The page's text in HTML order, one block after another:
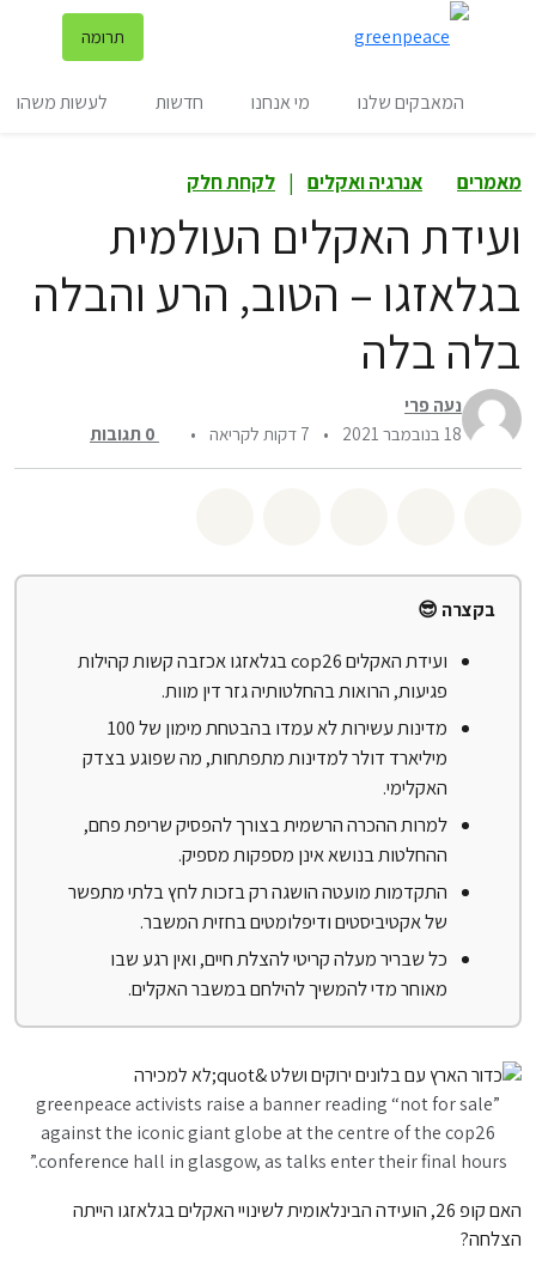
תרומה
המאבקים שלנו מי אנחנו חדשות לעשות משהו
מאמרים אנרגיה ואקלים | לקחת חלק
ועידת האקלים העולמית
בגלאזגו – הטוב, הרע והבלה
בלה בלה
נעה פרי
18 בנובמבר 2021
• 7 דקות לקריאה •
0 תגובות
בקצרה 😎
ועידת האקלים cop26 בגלאזגו אכזבה קשות קהילות
פגיעות, הרואות בהחלטותיה גזר דין מוות.
מדינות עשירות לא עמדו בהבטחת מימון של 100
מיליארד דולר למדינות מתפתחות, מה שפוגע בצדק
האקלימי.
למרות ההכרה הרשמית בצורך להפסיק שריפת פחם,
ההחלטות בנושא אינן מספקות מספיק.
התקדמות מועטה הושגה רק בזכות לחץ בלתי מתפשר
של אקטיביסטים ודיפלומטים בחזית המשבר.
כל שבריר מעלה קריטי להצלת חיים, ואין רגע שבו
מאוחר מדי להמשיך להילחם במשבר האקלים.
greenpeace activists raise a banner reading “not for sale”
against the iconic giant globe at the centre of the cop26
conference hall in glasgow, as talks enter their final hours.”
האם קופ 26, הועידה הבינלאומית לשינויי האקלים בגלאזגו הייתה
הצלחה?